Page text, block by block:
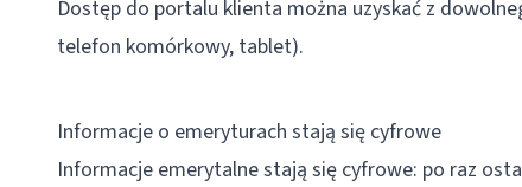
Dostęp do portalu klienta można uzyskać z
telefon komórkowy, tablet).
Informacje o emeryturach stają się cyfrowe
Informacje emerytalne stają się cyfrowe: po raz